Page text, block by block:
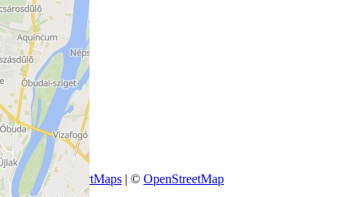
+−
Leaflet | SmartMaps | © OpenStreetMap